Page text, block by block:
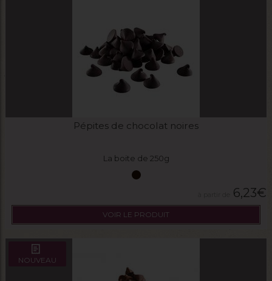
Pépites de chocolat noires
La boite de 250g
6,23€
VOIR LE PRODUIT
NOUVEAU